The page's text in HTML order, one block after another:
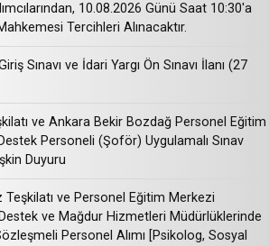
10.08.2026 Günü Saat 10:30'a
Tercihleri Alınacaktır.
Sınavı ve İdari Yargı Ön Sınavı İlanı (27
ve Ankara Bekir Bozdağ Personel Eğitim
Personeli (Şoför) Uygulamalı Sınav
Duyuru
Teşkilatı ve Personel Eğitim Merkezi
ve Mağdur Hizmetleri Müdürlüklerinde
Personel Alımı [Psikolog, Sosyal